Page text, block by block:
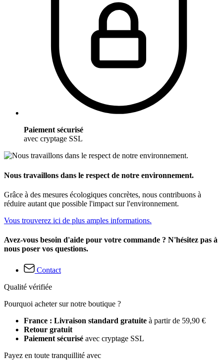
Paiement sécurisé
avec cryptage SSL
Nous travaillons dans le respect de notre environnement.
Grâce à des mesures écologiques concrètes, nous contribuons à
réduire autant que possible l'impact sur l'environnement.
Vous trouverez ici de plus amples informations.
Avez-vous besoin d'aide pour votre commande ? N'hésitez pas à
nous poser vos questions.
Contact
Qualité vérifiée
Pourquoi acheter sur notre boutique ?
France : Livraison standard gratuite à partir de 59,90 €
Retour gratuit
Paiement sécurisé avec cryptage SSL
Payez en toute tranquillité avec